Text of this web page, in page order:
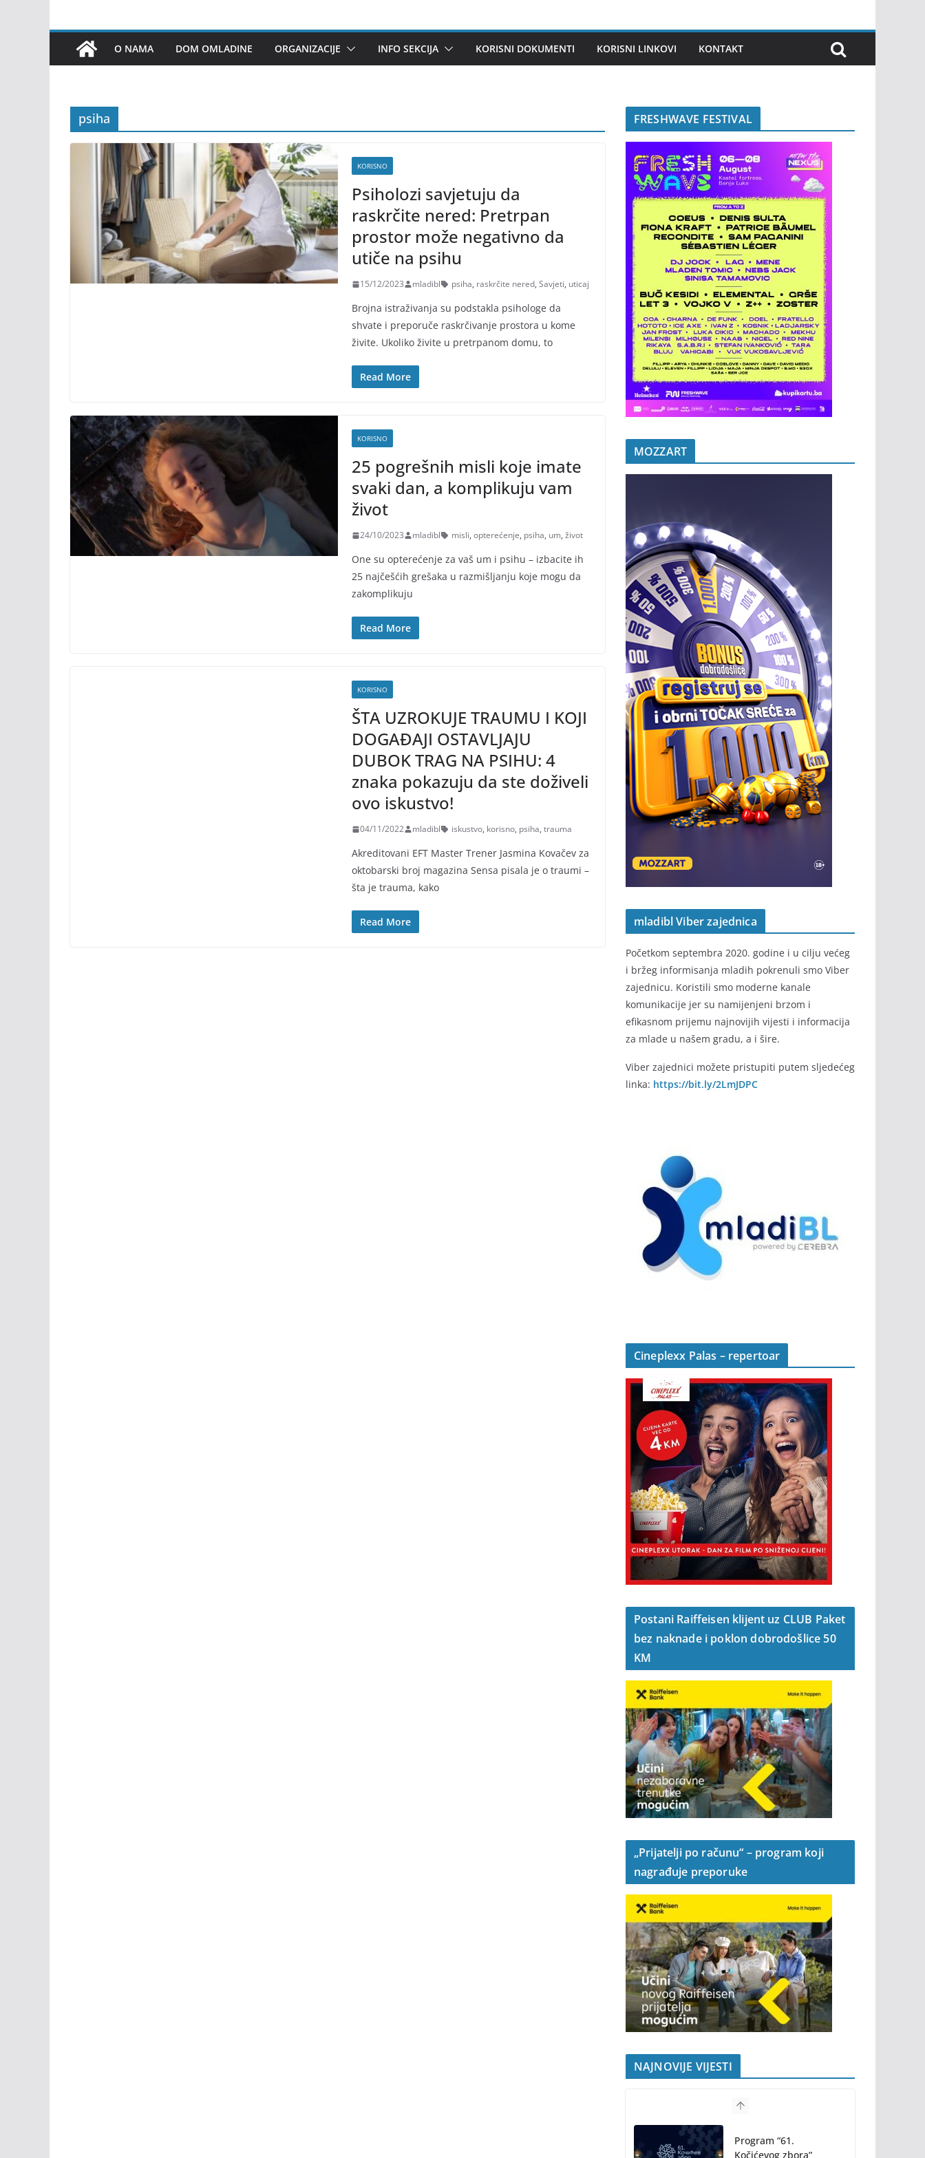
O NAMA DOM OMLADINE ORGANIZACIJE INFO SEKCIJA KORISNI DOKUMENTI KORISNI LINKOVI KONTAKT
psiha
KORISNO
Psiholozi savjetuju da
raskrčite nered: Pretrpan
prostor može negativno da
utiče na psihu
15/12/2023 mladibl psiha, raskrčite nered, Savjeti, uticaj
Brojna istraživanja su podstakla psihologe da
shvate i preporuče raskrčivanje prostora u kome
živite. Ukoliko živite u pretrpanom domu, to
Read More
KORISNO
25 pogrešnih misli koje imate
svaki dan, a komplikuju vam
život
24/10/2023 mladibl misli, opterećenje, psiha, um, život
One su opterećenje za vaš um i psihu – izbacite ih
25 najčešćih grešaka u razmišljanju koje mogu da
zakomplikuju
Read More
KORISNO
ŠTA UZROKUJE TRAUMU I KOJI
DOGAĐAJI OSTAVLJAJU
DUBOK TRAG NA PSIHU: 4
znaka pokazuju da ste doživeli
ovo iskustvo!
04/11/2022 mladibl iskustvo, korisno, psiha, trauma
Akreditovani EFT Master Trener Jasmina Kovačev za
oktobarski broj magazina Sensa pisala je o traumi –
šta je trauma, kako
Read More
FRESHWAVE FESTIVAL
MOZZART
mladibl Viber zajednica
Početkom septembra 2020. godine i u cilju većeg
i bržeg informisanja mladih pokrenuli smo Viber
zajednicu. Koristili smo moderne kanale
komunikacije jer su namijenjeni brzom i
efikasnom prijemu najnovijih vijesti i informacija
za mlade u našem gradu, a i šire.
Viber zajednici možete pristupiti putem sljedećeg
linka: https://bit.ly/2LmJDPC
Cineplexx Palas – repertoar
Postani Raiffeisen klijent uz CLUB Paket
bez naknade i poklon dobrodošlice 50
KM
„Prijatelji po računu“ – program koji
nagrađuje preporuke
NAJNOVIJE VIJESTI
Program “61.
Kočićevog zbora”